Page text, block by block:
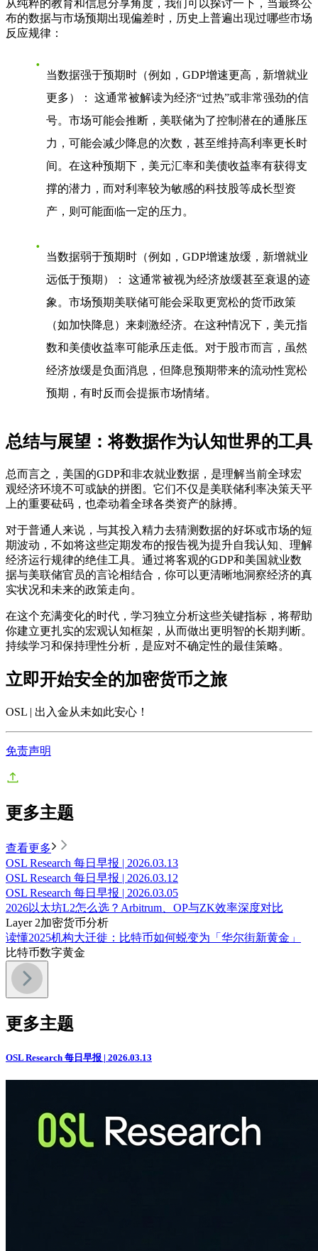
从纯粹的教育和信息分享角度，我们可以探讨一下，当最终公
布的数据与市场预期出现偏差时，历史上普遍出现过哪些市场
反应规律：
当数据强于预期时（例如，GDP增速更高，新增就业
更多）
： 这通常被解读为经济“过热”或非常强劲的信
号。市场可能会推断，美联储为了控制潜在的通胀压
力，可能会减少降息的次数，甚至维持高利率更长时
间。在这种预期下，美元汇率和美债收益率有获得支
撑的潜力，而对利率较为敏感的科技股等成长型资
产，则可能面临一定的压力。
当数据弱于预期时（例如，GDP增速放缓，新增就业
远低于预期）
： 这通常被视为经济放缓甚至衰退的迹
象。市场预期美联储可能会采取更宽松的货币政策
（如加快降息）来刺激经济。在这种情况下，美元指
数和美债收益率可能承压走低。对于股市而言，虽然
经济放缓是负面消息，但降息预期带来的流动性宽松
预期，有时反而会提振市场情绪。
总结与展望：将数据作为认知世界的工具
总而言之，美国的GDP和非农就业数据，是理解当前全球宏
观经济环境不可或缺的拼图。它们不仅是美联储利率决策天平
上的重要砝码，也牵动着全球各类资产的脉搏。
对于普通人来说，与其投入精力去猜测数据的好坏或市场的短
期波动，不如将这些定期发布的报告视为提升自我认知、理解
经济运行规律的绝佳工具。通过将客观的GDP和美国就业数
据与美联储官员的言论相结合，你可以更清晰地洞察经济的真
实状况和未来的政策走向。
在这个充满变化的时代，学习独立分析这些关键指标，将帮助
你建立更扎实的宏观认知框架，从而做出更明智的长期判断。
持续学习和保持理性分析，是应对不确定性的最佳策略。
立即开始安全的加密货币之旅
OSL | 出入金从未如此安心 ！
免责声明
更多主题
查看更多
OSL Research 每日早报 | 2026.03.13
OSL Research 每日早报 | 2026.03.12
OSL Research 每日早报 | 2026.03.05
2026以太坊L2怎么选？Arbitrum、OP与ZK效率深度对比
Layer 2加密货币分析
读懂2025机构大迁徙：比特币如何蜕变为「华尔街新黄金」
比特币数字黄金
更多主题
OSL Research 每日早报 | 2026.03.13